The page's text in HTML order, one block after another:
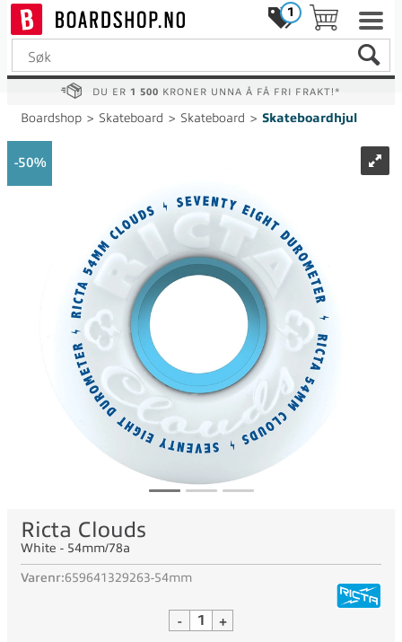
1
DU ER 1 500 KRONER UNNA Å FÅ FRI FRAKT!*
Boardshop>Skateboard >Skateboard >Skateboardhjul
50%
Ricta Clouds
White - 54mm/78a
Varenr:659641329263-54mm
- +